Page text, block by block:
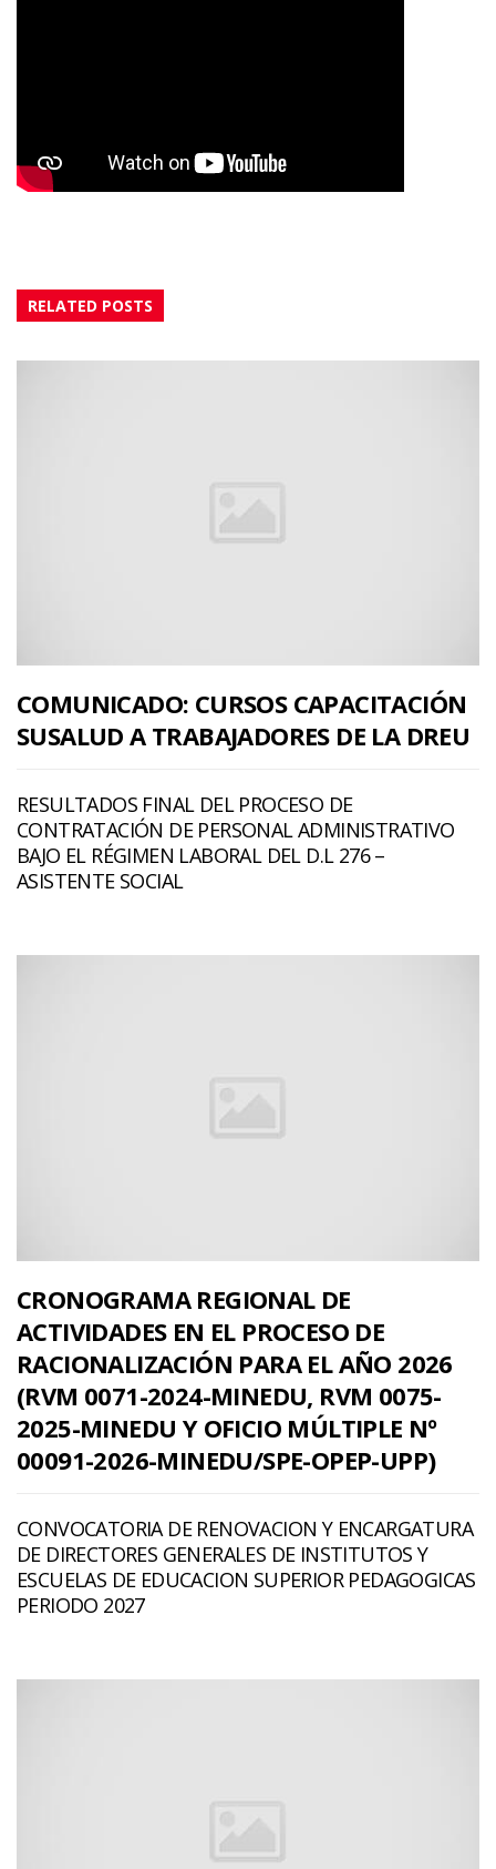
RELATED POSTS
COMUNICADO: CURSOS CAPACITACIÓN
SUSALUD A TRABAJADORES DE LA DREU
RESULTADOS FINAL DEL PROCESO DE
CONTRATACIÓN DE PERSONAL ADMINISTRATIVO
BAJO EL RÉGIMEN LABORAL DEL D.L 276 –
ASISTENTE SOCIAL
CRONOGRAMA REGIONAL DE
ACTIVIDADES EN EL PROCESO DE
RACIONALIZACIÓN PARA EL AÑO 2026
(RVM 0071-2024-MINEDU, RVM 0075-
2025-MINEDU Y OFICIO MÚLTIPLE Nº
00091-2026-MINEDU/SPE-OPEP-UPP)
CONVOCATORIA DE RENOVACION Y ENCARGATURA
DE DIRECTORES GENERALES DE INSTITUTOS Y
ESCUELAS DE EDUCACION SUPERIOR PEDAGOGICAS
PERIODO 2027